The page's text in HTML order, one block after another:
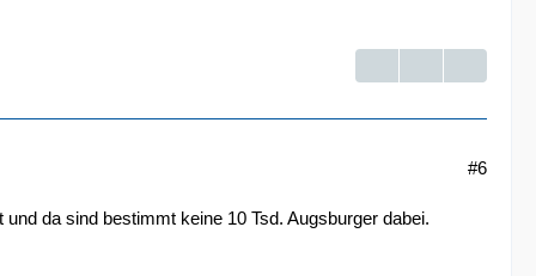
#6
da sind bestimmt keine 10 Tsd. Augsburger dabei.